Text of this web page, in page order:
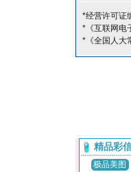
*经营许可证
*《互联网电
*《全国人大